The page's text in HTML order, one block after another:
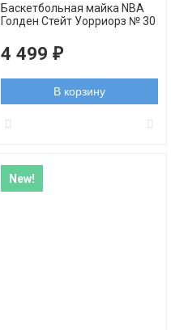
Баскетбольная майка NBA
Голден Стейт Уорриорз № 30
swingman
4 499 ₽
В корзину
New!